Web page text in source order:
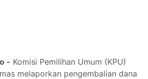
- Komisi Pemilihan Umum (KPU)
melaporkan pengembalian dana